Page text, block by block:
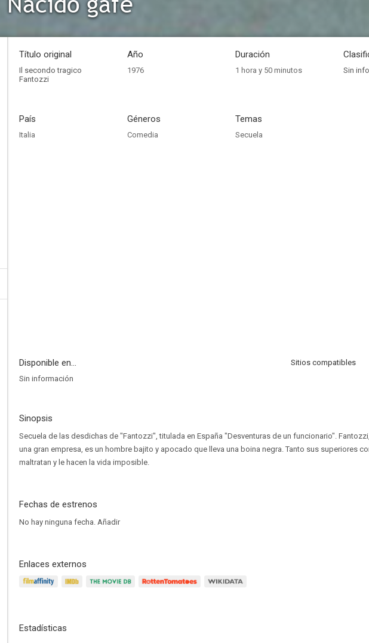
Título original
Il secondo tragico
Fantozzi
Año
1976
Duración
1 hora y 50 minutos Sin
País
Italia
Géneros
Comedia
Temas
Secuela
Disponible en...
Sitios compatibles
Sin información
Sinopsis
Secuela de las desdichas de "Fantozzi", titulada en España "Desventuras de un funcionario".
una gran empresa, es un hombre bajito y apocado que lleva una boina negra. Tanto sus superiores
maltratan y le hacen la vida imposible.
Fechas de estrenos
No hay ninguna fecha. Añadir
Enlaces externos
Estadísticas